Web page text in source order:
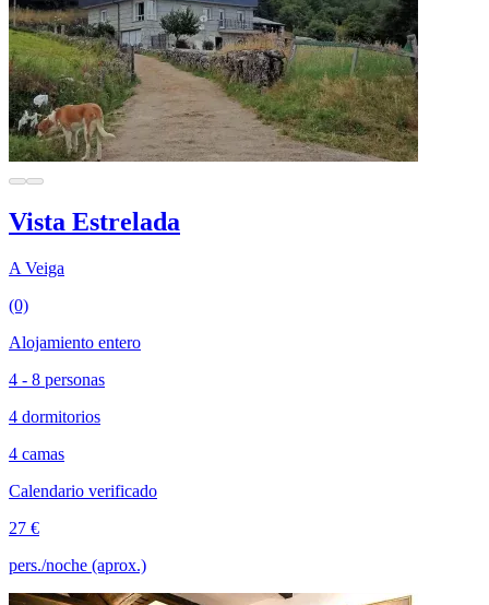
Vista Estrelada
A Veiga
(0)
Alojamiento entero
4 - 8 personas
4 dormitorios
4 camas
Calendario verificado
27 €
pers./noche (aprox.)